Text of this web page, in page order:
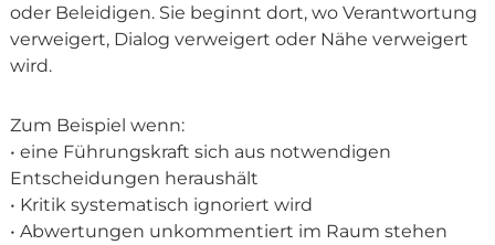
oder Beleidigen. Sie beginnt dort, wo Verantwortung
verweigert, Dialog verweigert oder Nähe verweigert
wird.
Zum Beispiel wenn:
• eine Führungskraft sich aus notwendigen
Entscheidungen heraushält
• Kritik systematisch ignoriert wird
• Abwertungen unkommentiert im Raum stehen